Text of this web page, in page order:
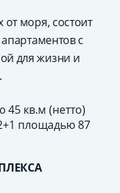
моря, состоит
с
для жизни и
кв.м (нетто)
площадью 87